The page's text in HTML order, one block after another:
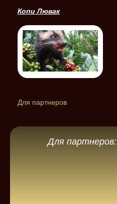
Копи Лювак
Для партнеров
Для партнеров: